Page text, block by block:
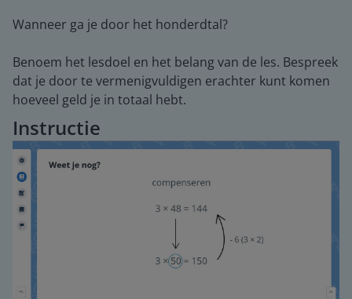
Wanneer ga je door het honderdtal?
Benoem het lesdoel en het belang van de les. Bespreek
dat je door te vermenigvuldigen erachter kunt komen
hoeveel geld je in totaal hebt.
Instructie